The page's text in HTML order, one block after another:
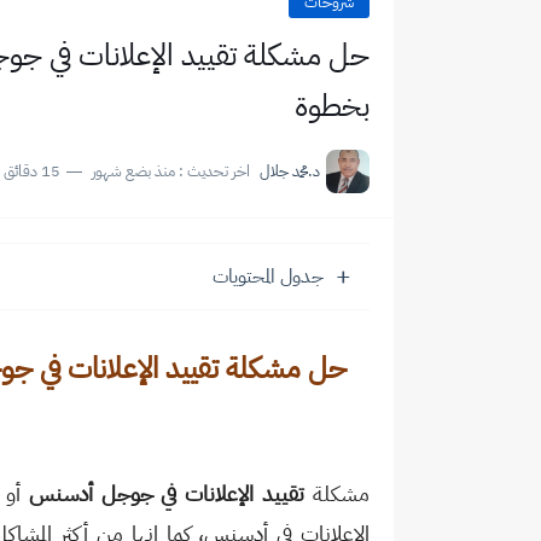
بخطوة
د.محمد جلال اخر تحديث : منذ بضع شهور 15 دقائق للقراءة
جدول المحتويات
حل مشكلة تقييد الإعلانات
مشكلةتقييد الإعلانات في جوجل أدسنس
الإعلانات في أدسنس، كما انها من أكثر